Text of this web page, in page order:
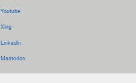
Youtube
Xing
LinkedIn
Mastodon